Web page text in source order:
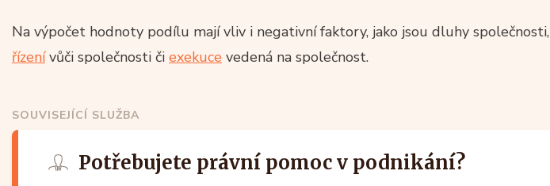
Na výpočet hodnoty podílu mají vliv i negativní faktory, jako jsou dluhy společnosti,
řízenívůči společnosti či exekuce vedená na společnost.
SOUVISEJÍCÍ SLUŽBA
Potřebujete právní pomoc v podnikání?